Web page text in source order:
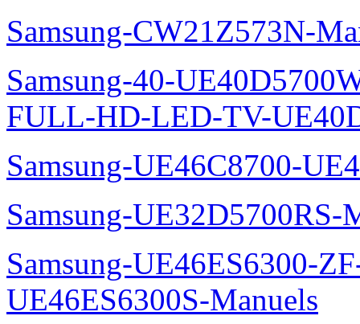
Samsung-CW21Z573N-
Samsung-40-
FULL-HD-LED-TV-
Samsung-UE46C8700-
Samsung-UE32D5700RS-
Samsung-UE46ES6300-
UE46ES6300S-Manuels